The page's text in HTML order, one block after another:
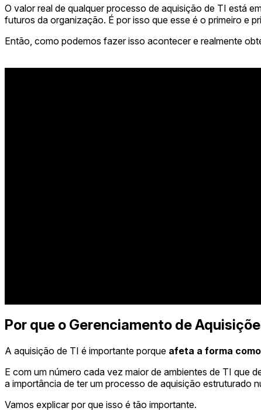
O valor real de qualquer processo de aquisição de TI está
futuros da organização. É por isso que esse é o primeiro e
Então, como podemos fazer isso acontecer e realmente
Por que o Gerenciamento de
A aquisição de TI é importante porque afeta a forma
E com um número cada vez maior de ambientes de TI que
a importância de ter um processo de aquisição estruturado
Vamos explicar por que isso é tão importante.